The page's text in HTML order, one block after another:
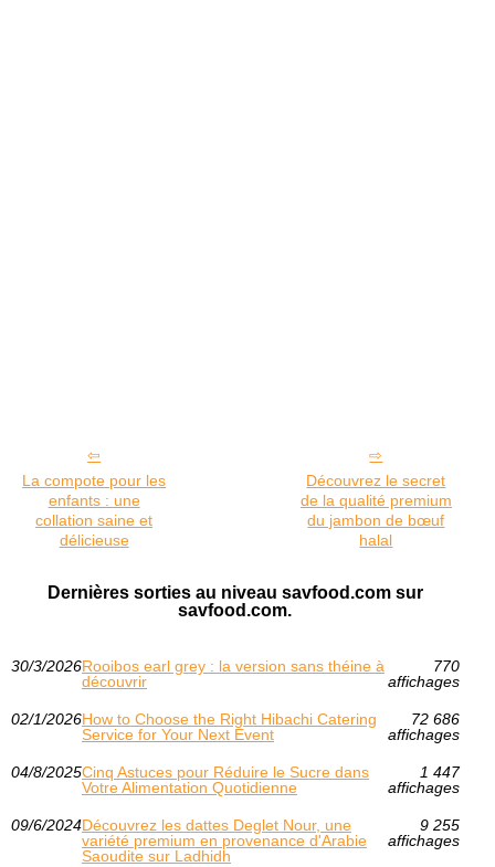
La compote pour les
enfants : une
collation saine et
délicieuse
Découvrez le secret
de la qualité premium
du jambon de bœuf
halal
Dernières sorties au niveau savfood.com sur
savfood.com.
30/3/2026Rooibos earl grey : la version sans théine à
découvrir
770
affichages
02/1/2026How to Choose the Right Hibachi Catering
Service for Your Next Event
72 686
affichages
04/8/2025Cinq Astuces pour Réduire le Sucre dans
Votre Alimentation Quotidienne
1 447
affichages
09/6/2024Découvrez les dattes Deglet Nour, une
variété premium en provenance d'Arabie
Saoudite sur Ladhidh
9 255
affichages